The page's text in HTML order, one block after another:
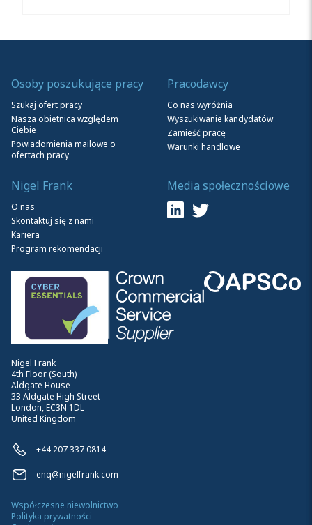
Nigel Frank
4th Floor (South)
Aldgate House
33 Aldgate High Street
London, EC3N 1DL
United Kingdom
+44 207 337 0814
enq@nigelfrank.com
Osoby poszukujące pracy
Szukaj ofert pracy
Nasza obietnica względem
Ciebie
Powiadomienia mailowe o
ofertach pracy
Pracodawcy
Co nas wyróżnia
Wyszukiwanie kandydatów
Zamieść pracę
Warunki handlowe
Nigel Frank
O nas
Skontaktuj się z nami
Kariera
Program rekomendacji
Media społecznościowe
Współczesne niewolnictwo
Polityka prywatności